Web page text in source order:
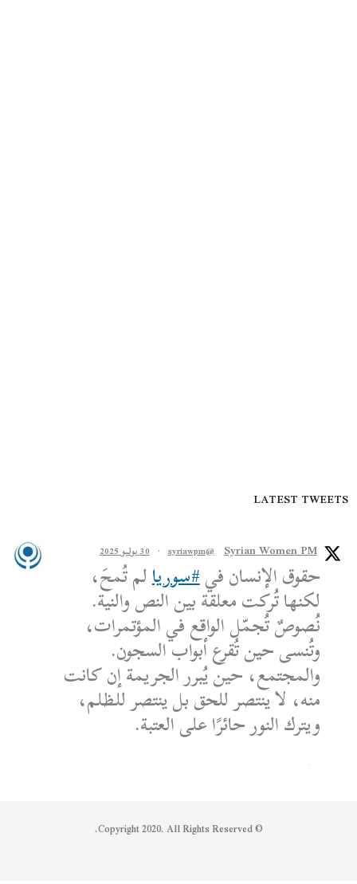
LATEST TWEETS
Syrian Women PM
@syriawpm
· 30 يوليو 2025
حقوق الإنسان في#سوريالم تُمحَ،
لكنها تُركت معلقة بين النص والنية.
نُصوصٌ تُجمّل الواقع في المؤتمرات،
وتُنسى حين تُقرع أبواب السجون.
والمجتمع، حين يُبرر الجريمة إن كانت
منه، لا ينتصر للحق بل ينتصر للظلم،
ويترك النور حائرًا على العتبة.
الكاتب: محمد الشماع
© Copyright 2020. All Rights Reserved.